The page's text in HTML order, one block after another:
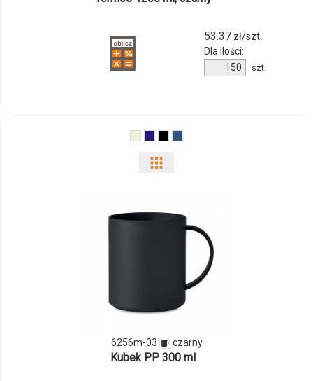
53.37zł/szt.
Dla ilości:
produktu
szt.
produktu
6256m-
6256m-03 czarny
Kubek PP 300 ml